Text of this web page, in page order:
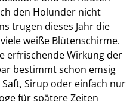
den Holunder nicht
trugen dieses Jahr die
weiße Blütenschirme.
erfrischende Wirkung der
bestimmt schon emsig
Sirup oder einfach nur
für spätere Zeiten